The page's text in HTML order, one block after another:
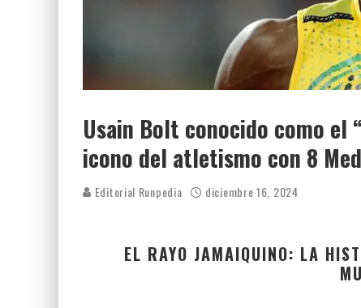
Usain Bolt conocido como el
icono del atletismo con 8
Editorial Runpedia diciembre 16, 2024
EL RAYO JAMAIQUINO: LA